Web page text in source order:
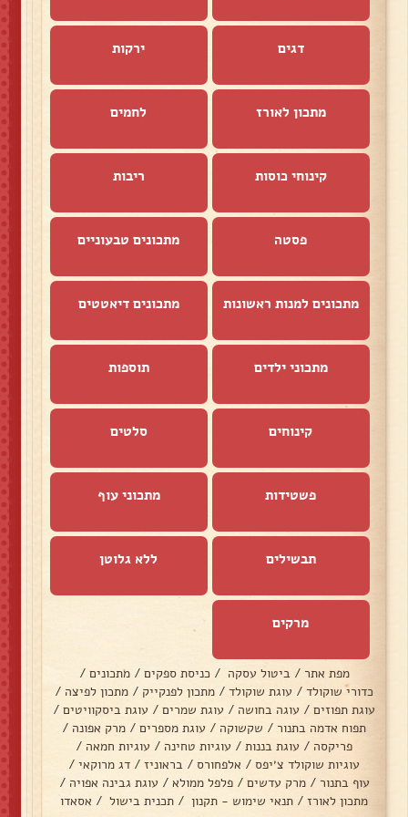
דגים ירקות
מתכון לאורז לחמים
קינוחי כוסות ריבות
פסטה מתכונים טבעוניים
מתכונים למנות ראשונות מתכונים דיאטטים
מתכוני ילדים תוספות
קינוחים סלטים
פשטידות מתכוני עוף
תבשילים ללא גלוטן
מרקים
מפת אתר / ביטול עסקה / כניסת ספקים / מתכונים /
כדורי שוקולד / עוגת שוקולד / מתכון לפנקייק / מתכון לפיצה /
עוגת תפוזים / עוגה בחושה / עוגת שמרים / עוגת ביסקוויטים /
תפוח אדמה בתנור / שקשוקה / עוגת מספרים / מרק אפונה /
פריקסה / עוגת בננות / עוגיות טחינה / עוגיות חמאה /
עוגיות שוקולד צ׳יפס / אלפחורס / בראוניז / דג מרוקאי /
עוף בתנור / מרק עדשים / פלפל ממולא / עוגת גבינה אפויה /
מתכון לאורז / תנאי שימוש - תקנון / תכנית בישול / אסאדו